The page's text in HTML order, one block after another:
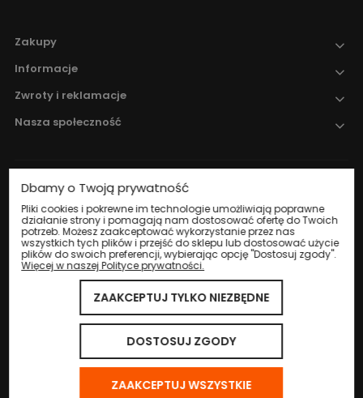
Zakupy
Informacje
Zwroty i reklamacje
Nasza społeczność
Nadzór nad obrotem produktami
leczniczymi weterynaryjnymi sprawuje
Wojewódzki Inspektorat Weterynarii w
Katowicach.
© 2024 Eco Life Group. Wszystkie prawa zastrzeżone.
Dbamy o Twoją prywatność
Pliki cookies i pokrewne im technologie umożliwiają poprawne
działanie strony i pomagają nam dostosować ofertę do Twoich
potrzeb. Możesz zaakceptować wykorzystanie przez nas
wszystkich tych plików i przejść do sklepu lub dostosować użycie
plików do swoich preferencji, wybierając opcję "Dostosuj zgody".
Więcej w naszej Polityce prywatności.
ZAAKCEPTUJ TYLKO NIEZBĘDNE
DOSTOSUJ ZGODY
ZAAKCEPTUJ WSZYSTKIE